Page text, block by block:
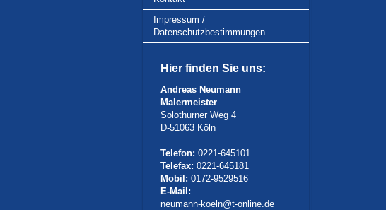
Impressum /
Datenschutzbestimmungen
Hier finden Sie uns:
Andreas Neumann
Malermeister
Solothurner Weg 4
D-51063 Köln
Telefon: 0221-645101
Telefax: 0221-645181
Mobil: 0172-9529516
E-Mail:
neumann-koeln@t-online.de